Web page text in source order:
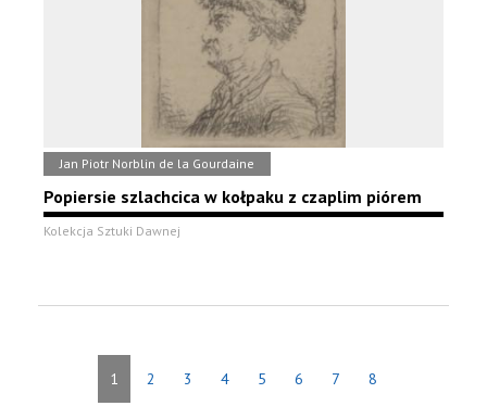
Jan Piotr Norblin de la Gourdaine
Popiersie szlachcica w kołpaku z czaplim piórem
Kolekcja Sztuki Dawnej
1 2 3 4 5 6 7 8